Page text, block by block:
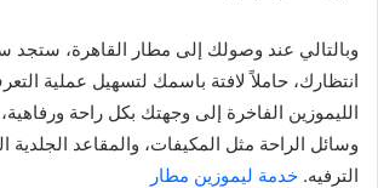
وبالتالي عند وصولك إلى مطار القاهرة، ستجد
انتظارك، حاملاً لافتة باسمك لتسهيل عملية
الليموزين الفاخرة إلى وجهتك بكل راحة
وسائل الراحة مثل المكيفات، والمقاعد الجلدية
الترفيه. خدمة ليموزين مطار